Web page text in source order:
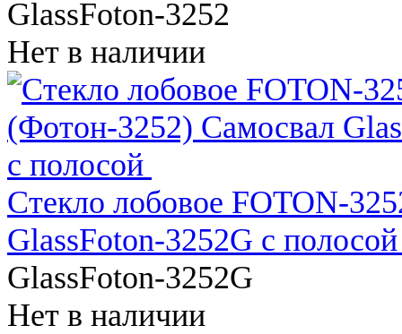
GlassFoton-3252
Нет в наличии
Стекло лобовое FOTON-
GlassFoton-3252G с
GlassFoton-3252G
Нет в наличии